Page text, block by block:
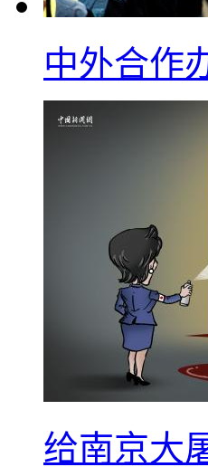
中外合作
给南京大